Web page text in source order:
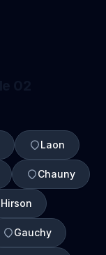
Laon
Chauny
Hirson
Gauchy